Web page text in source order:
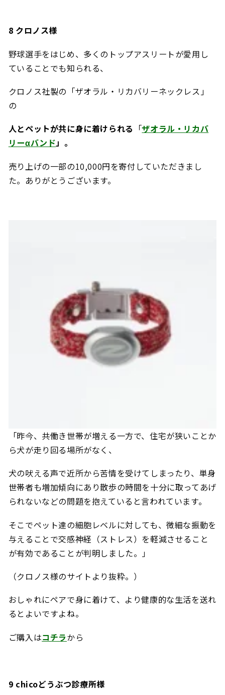
8 クロノス様
野球選手をはじめ、多くのトップアスリートが愛用し
ていることでも知られる、
クロノス社製の「ザオラル・リカバリーネックレス」
の
人とペットが共に身に着けられる 「ザオラル・リカバ
リーαバンド」。
売り上げの一部の10,000円を寄付していただきまし
た。ありがとうございます。
「昨今、共働き世帯が増える一方で、住宅が狭いことか
ら犬が走り回る場所がなく、
犬の吠える声で近所から苦情を受けてしまったり、単身
世帯者も増加傾向にあり散歩の時間を十分に取ってあげ
られないなどの問題を抱えていると言われています。
そこでペット達の細胞レベルに対しても、微細な振動を
与えることで交感神経（ストレス）を軽減させること
が有効であることが判明しました。」
（クロノス様のサイトより抜粋。）
おしゃれにペアで身に着けて、より健康的な生活を送れ
るとよいですよね。
ご購入はコチラから
9 chicoどうぶつ診療所様